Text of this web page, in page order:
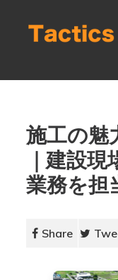
施工の魅
｜建設
業務を担
Share